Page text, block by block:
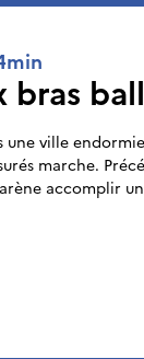
bras
une ville
marche.
accomplir